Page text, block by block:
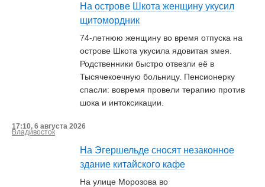
На острове Шкота женщину укусил
щитомордник
74-летнюю женщину во время отпуска на
острове Шкота укусила ядовитая змея.
Родственники быстро отвезли её в
Тысячекоечную больницу. Пенсионерку
спасли: вовремя провели терапию против
шока и интоксикации.
17:10, 6 августа 2026
Владивосток
На Эгершельде сносят незаконное
здание китайского кафе
На улице Морозова во